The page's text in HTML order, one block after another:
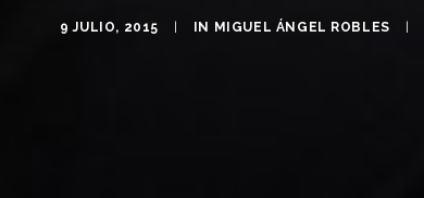
9 JULIO, 2015 IN MIGUEL ÁNGEL ROBLES